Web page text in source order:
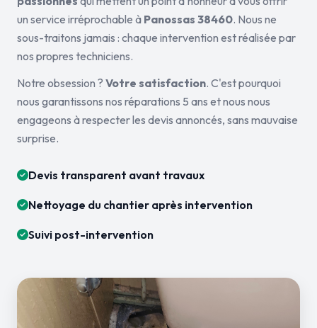
un service irréprochable à Panossas 38460. Nous ne
sous-traitons jamais : chaque intervention est réalisée par
nos propres techniciens.
Notre obsession ? Votre satisfaction. C'est pourquoi
nous garantissons nos réparations 5 ans et nous nous
engageons à respecter les devis annoncés, sans mauvaise
surprise.
Devis transparent avant travaux
Nettoyage du chantier après intervention
Suivi post-intervention